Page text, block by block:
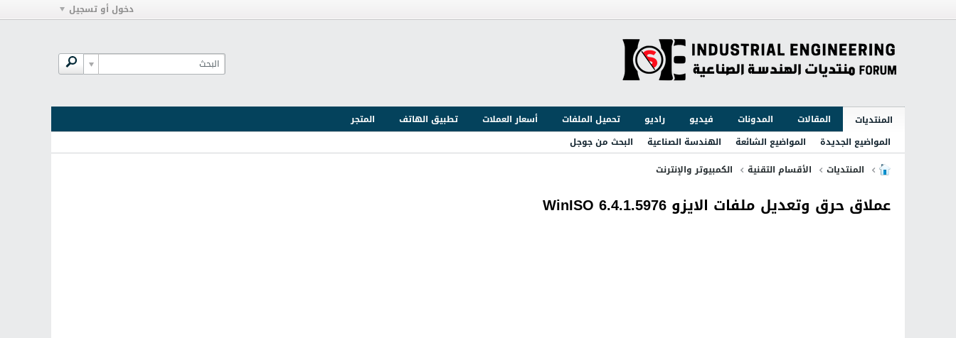
دخول أو تسجيل
المنتديات المقالات المدونات فيديو راديو تحميل الملفات أسعار العملات تطبيق الهاتف
المتجر
المواضيع الجديدة
المواضيع الشائعة الهندسة الصناعية
البحث من جوجل
المنتديات
الأقسام التقنية الكمبيوتر والإنترنت
عملاق حرق وتعديل ملفات الايزو WinISO 6.4.1.5976